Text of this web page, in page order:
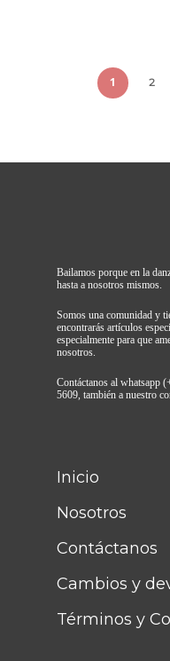
1 2
Bailamos porque en la
hasta a nosotros mismos.
Somos una comunidad y
encontrarás artículos
especialmente para que
nosotros.
Contáctanos al whatsapp
5609, también a nuestro
Inicio
Nosotros
Contáctanos
Cambios y
Términos y